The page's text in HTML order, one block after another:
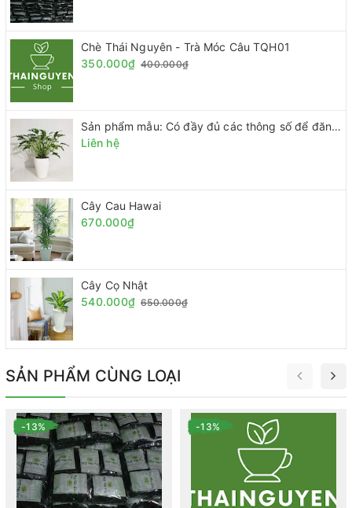
Chè Thái Nguyên - Trà Móc Câu TQH01
350.000₫ 400.000₫
Sản phẩm mẫu: Có đầy đủ các thông số để đăng sp
Liên hệ
Cây Cau Hawai
670.000₫
Cây Cọ Nhật
540.000₫ 650.000₫
SẢN PHẨM CÙNG LOẠI
-13% -13%